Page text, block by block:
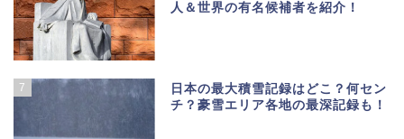
人＆世界の有名候補者を紹介！
7
日本の最大積雪記録はどこ？何セン
チ？豪雪エリア各地の最深記録も！